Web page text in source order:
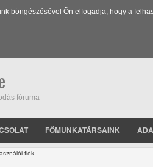
böngészésével Ön elfogadja, hogy a
fóruma
FŐMUNKATÁRSAINK
fiók